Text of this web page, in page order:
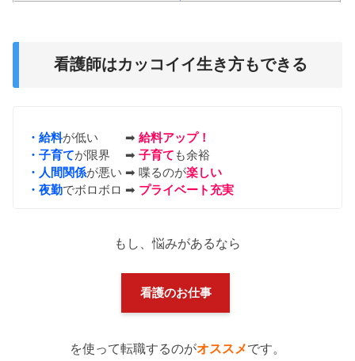
看護師はカッコイイ生き方もできる
・給料が低い ➡︎給料アップ！
・子育てが限界 ➡︎子育て も余裕
・人間関係が悪い ➡︎ 喋るのが楽しい
・夜勤でボロボロ ➡︎ プライベート充実
もし、悩みがあるなら
看護のお仕事
を使って転職するのがオススメです。